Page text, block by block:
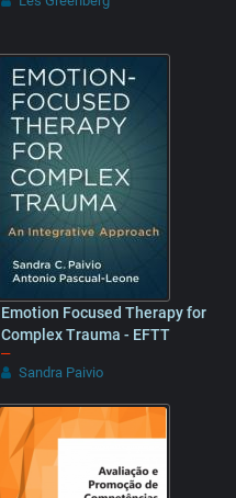
Emotion Focused Therapy for
Complex Trauma - EFTT
–
Sandra Paivio